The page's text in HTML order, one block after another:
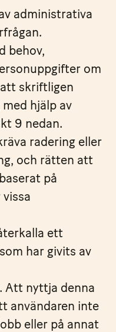
administrativa
behov,
om
skriftligen
hjälp av
9 nedan.
radering eller
och rätten att
på
ett
har givits av
Att nyttja denna
användaren inte
eller på annat